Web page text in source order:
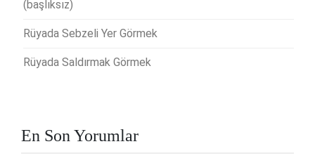
(başlıksız)
Rüyada Sebzeli Yer Görmek
Rüyada Saldırmak Görmek
En Son Yorumlar